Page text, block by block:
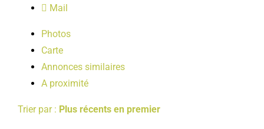
LOISIRS
PUBLICATIONS
Mail
Photos
Carte
Annonces similaires
A proximité
Trier par : Plus récents en premier